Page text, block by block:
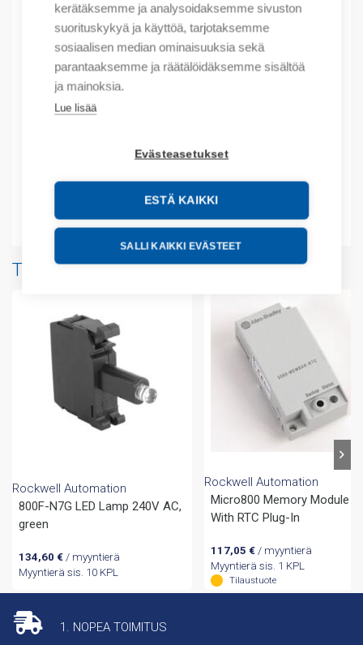
kerätäksemme ja analysoidaksemme sivuston
suorituskykyä ja käyttöä, tarjotaksemme
sosiaalisen median ominaisuuksia sekä
parantaaksemme ja räätälöidäksemme sisältöä
ja mainoksia.
Lue lisää
Evästeasetukset
ESTÄ KAIKKI
SALLI KAIKKI EVÄSTEET
Tuotekoodit
Tilauskoodi: 2085OW8
Valmistajan tuotenumero: 2085-OW8
Tuotteen tullikoodi: 8538909999
Liitteet
Tuotteita samalta valmistajalta
Rockwell Automation
800F-N7G LED Lamp 240V AC,
green
134,60 €/ myyntierä
Myyntierä sis. 10 KPL
Rockwell Automation
Micro800 Memory Module
With RTC Plug-In
117,05 € / myyntierä
Myyntierä sis. 1 KPL
Tilaustuote
1. NOPEA TOIMITUS